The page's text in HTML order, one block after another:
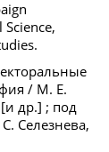
/ М. Е.
др.] ; под
Селезнева,